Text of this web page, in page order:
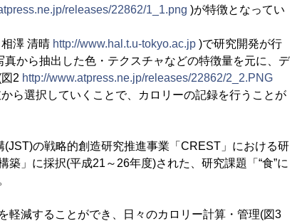
releases/22862/1_1.png )が特徴となってい
澤 清晴 http://www.hal.t.u-tokyo.ac.jp )で研究開発が行
から抽出した色・テクスチャなどの特徴量を元に、デ
2 http://www.atpress.ne.jp/releases/22862/2_2.PNG
ら選択していくことで、カロリーの記録を行うことが
の戦略的創造研究推進事業「CREST」における研
」に採択(平成21～26年度)された、研究課題「“食”に
軽減することができ、日々のカロリー計算・管理(図3